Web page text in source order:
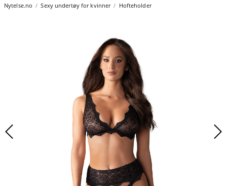
Nytelse.no Sexy undertøy for kvinner Hofteholder